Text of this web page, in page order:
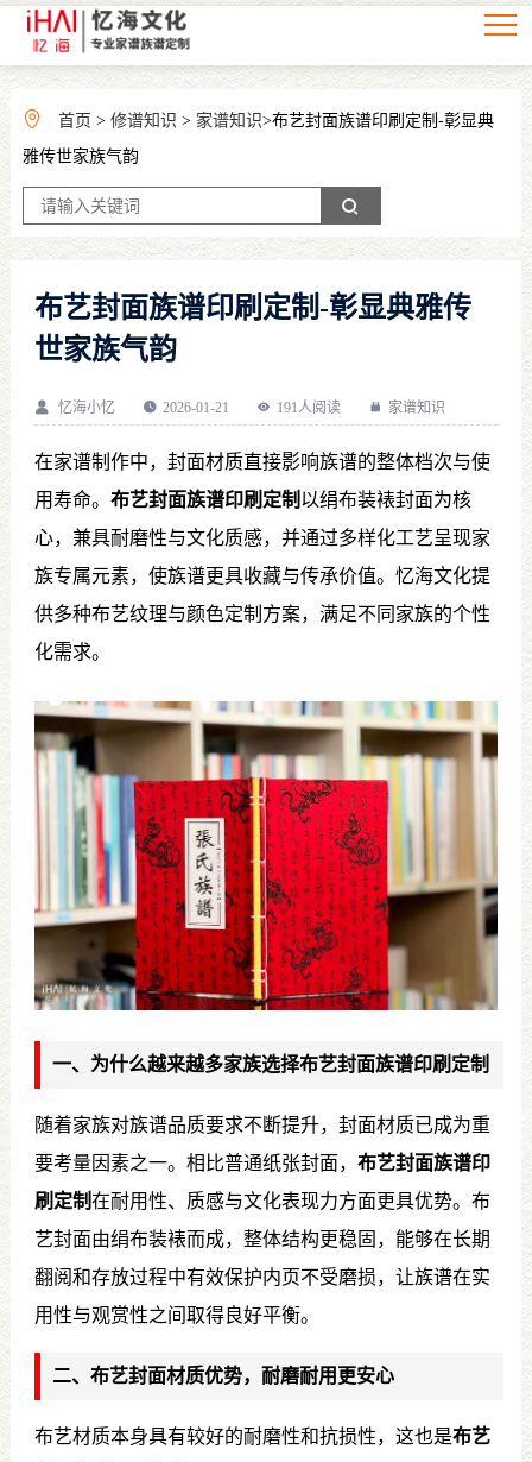
首页 > 修谱知识 > 家谱知识>布艺封面族谱印刷定制-彰显典
雅传世家族气韵
布艺封面族谱印刷定制-彰显典雅传
世家族气韵
忆海小忆 2026-01-21 191人阅读 家谱知识
在家谱制作中，封面材质直接影响族谱的整体档次与使
用寿命。 布艺封面族谱印刷定制 以绢布装裱封面为核
心，兼具耐磨性与文化质感，并通过多样化工艺呈现家
族专属元素，使族谱更具收藏与传承价值。忆海文化提
供多种布艺纹理与颜色定制方案，满足不同家族的个性
化需求。
一、为什么越来越多家族选择布艺封面族谱印刷定制
随着家族对族谱品质要求不断提升，封面材质已成为重
要考量因素之一。相比普通纸张封面， 布艺封面族谱印
刷定制在耐用性、质感与文化表现力方面更具优势。布
艺封面由绢布装裱而成，整体结构更稳固，能够在长期
翻阅和存放过程中有效保护内页不受磨损，让族谱在实
用性与观赏性之间取得良好平衡。
二、布艺封面材质优势，耐磨耐用更安心
布艺材质本身具有较好的耐磨性和抗损性，这也是布艺